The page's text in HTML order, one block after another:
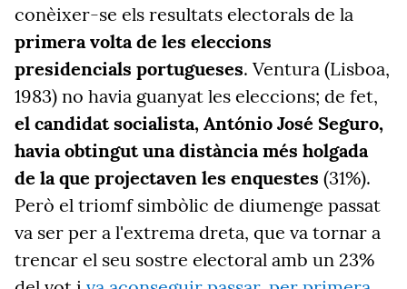
conèixer-se els resultats electorals de la
primera volta de les eleccions
presidencials portugueses. Ventura (Lisboa,
1983) no havia guanyat les eleccions; de fet,
el candidat socialista, António José Seguro,
havia obtingut una distància més holgada
de la que projectaven les enquestes (31%).
Però el triomf simbòlic de diumenge passat
va ser per a l'extrema dreta, que va tornar a
trencar el seu sostre electoral amb un 23%